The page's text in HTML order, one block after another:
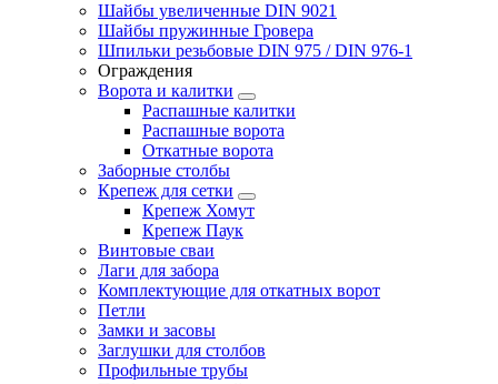
Шайбы увеличенные DIN 9021
Шайбы пружинные Гровера
Шпильки резьбовые DIN 975 / DIN 976-1
Ограждения
Ворота и калитки
Распашные калитки
Распашные ворота
Откатные ворота
Заборные столбы
Крепеж для сетки
Крепеж Хомут
Крепеж Паук
Винтовые сваи
Лаги для забора
Комплектующие для откатных ворот
Петли
Замки и засовы
Заглушки для столбов
Профильные трубы